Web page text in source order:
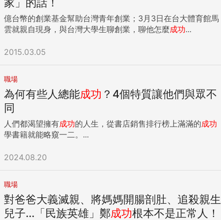
億台幣的創業基金幫助台灣青年創業；3月3日在台大體育館馬
雲就親自現身，與台灣大學生聊創業，聊他怎麼成功...
2015.03.05
職場
為何有些人總能成功 ？4個特質讓他們與眾不
同
人們都渴望擁有成功的人生，從書店銷售排行榜上滿滿的成功
學書籍就能略窺一二。...
2024.08.20
職場
對爸爸大義滅親、將媽媽開腸剖肚、追殺親生
兒子...「民族英雄」鄭成功根本不是正常人！